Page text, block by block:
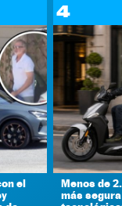
el
4
Menos de
más